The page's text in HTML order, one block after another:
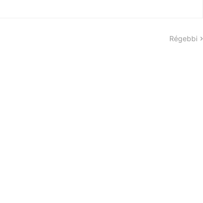
Régebbi